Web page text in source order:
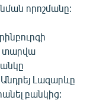
որոշմանը:
տարվա
Լազարևը
բանկից: